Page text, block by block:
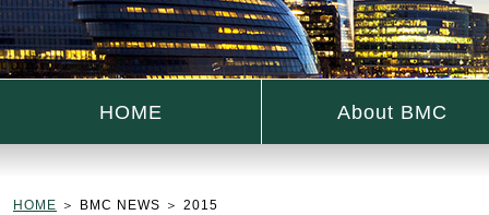
HOME About BMC
HOME ＞ BMC NEWS ＞ 2015